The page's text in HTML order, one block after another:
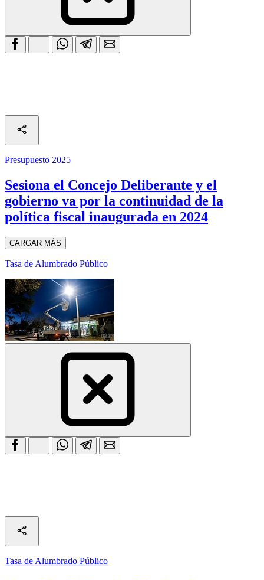
Presupuesto 2025
Sesiona el Concejo Deliberante y el
gobierno va por la continuidad de la
política fiscal inaugurada en 2024
CARGAR MÁS
Tasa de Alumbrado Público
Tasa de Alumbrado Público